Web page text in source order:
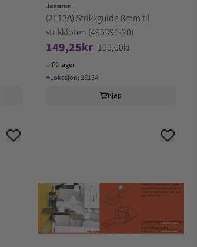
Janome
(2E13A) Strikkguide 8mm til
strikkfoten (495396-20)
149,25kr 199,00kr
På lager
⌖Lokasjon:2E13A
Kjøp